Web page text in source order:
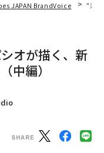
JAPAN BrandVoice “泊
オが描く、新
中編）